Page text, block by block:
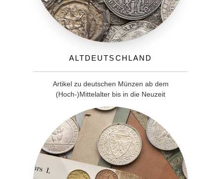
Altdeutschland
Artikel zu deutschen Münzen ab dem
(Hoch-)Mittelalter bis in die Neuzeit